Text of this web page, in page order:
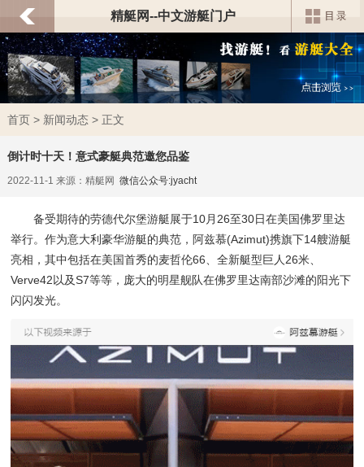
精艇网--中文游艇门户
首页> 新闻动态> 正文
倒计时十天！意式豪艇典范邀您品鉴
2022-11-1 来源：精艇网 微信公众号:jyacht
备受期待的劳德代尔堡游艇展于10月26至30日在美国佛罗里达
举行。作为意大利豪华游艇的典范，阿兹慕(Azimut)携旗下14艘游艇
亮相，其中包括在美国首秀的麦哲伦66、全新艇型巨人26米、
Verve42以及S7等等，庞大的明星舰队在佛罗里达南部沙滩的阳光下
闪闪发光。